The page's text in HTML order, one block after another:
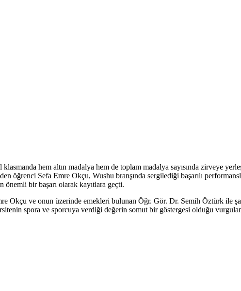
hem altın madalya hem de toplam madalya sayısında zirveye
öğrenci Sefa Emre Okçu, Wushu branşında sergilediği başarılı
önemli bir başarı olarak kayıtlara geçti.
Okçu ve onun üzerinde emekleri bulunan Öğr. Gör. Dr. Semih Öztürk ile
spora ve sporcuya verdiği değerin somut bir göstergesi olduğu